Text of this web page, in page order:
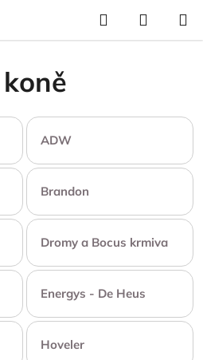
Hledat
KOŠÍK
ADW
Brandon
Dromy a Bocus krmiva
Energys - De Heus
Hoveler